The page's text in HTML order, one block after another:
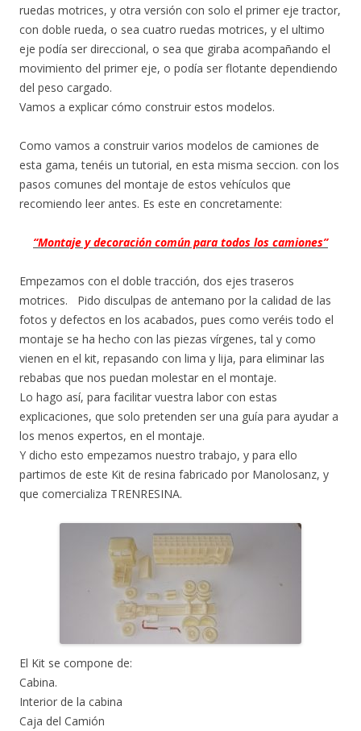
ruedas motrices, y otra versión con solo el primer eje tractor,
con doble rueda, o sea cuatro ruedas motrices, y el ultimo
eje podía ser direccional, o sea que giraba acompañando el
movimiento del primer eje, o podía ser flotante dependiendo
del peso cargado.
Vamos a explicar cómo construir estos modelos.
Como vamos a construir varios modelos de camiones de
esta gama, tenéis un tutorial, en esta misma seccion. con los
pasos comunes del montaje de estos vehículos que
recomiendo leer antes. Es este en concretamente:
“Montaje y decoración común para todos los camiones”
Empezamos con el doble tracción, dos ejes traseros
motrices. Pido disculpas de antemano por la calidad de las
fotos y defectos en los acabados, pues como veréis todo el
montaje se ha hecho con las piezas vírgenes, tal y como
vienen en el kit, repasando con lima y lija, para eliminar las
rebabas que nos puedan molestar en el montaje.
Lo hago así, para facilitar vuestra labor con estas
explicaciones, que solo pretenden ser una guía para ayudar a
los menos expertos, en el montaje.
Y dicho esto empezamos nuestro trabajo, y para ello
partimos de este Kit de resina fabricado por Manolosanz, y
que comercializa TRENRESINA.
El Kit se compone de:
Cabina.
Interior de la cabina
Caja del Camión